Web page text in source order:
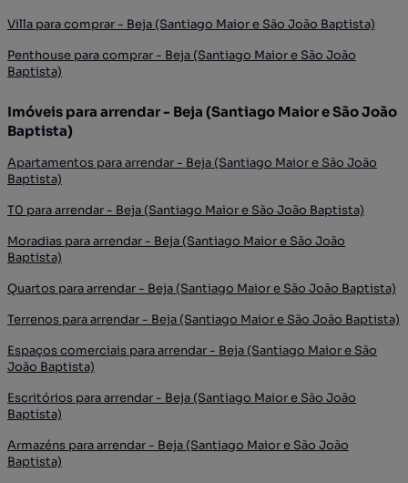
Villa para comprar - Beja (Santiago Maior e São João Baptista)
Penthouse para comprar - Beja (Santiago Maior e São João
Baptista)
Imóveis para arrendar - Beja (Santiago Maior e São João
Baptista)
Apartamentos para arrendar - Beja (Santiago Maior e São João
Baptista)
T0 para arrendar - Beja (Santiago Maior e São João Baptista)
Moradias para arrendar - Beja (Santiago Maior e São João
Baptista)
Quartos para arrendar - Beja (Santiago Maior e São João Baptista)
Terrenos para arrendar - Beja (Santiago Maior e São João Baptista)
Espaços comerciais para arrendar - Beja (Santiago Maior e São
João Baptista)
Escritórios para arrendar - Beja (Santiago Maior e São João
Baptista)
Armazéns para arrendar - Beja (Santiago Maior e São João
Baptista)